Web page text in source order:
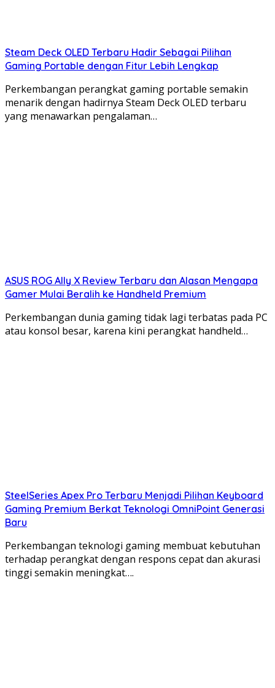
cukup besar untuk multitasking. Baterai yang tahan
lama juga sangat penting. Tablet dengan dukungan
untuk aplikasi produktivitas seperti Microsoft Office
dan Adobe Creative Cloud akan sangat membantu.
Kesimpulan: Memilih Tablet yang
produktivitas Anda.
Ingatlah untuk selalu membandingkan harga dan
spesifikasi dari berbagai merek dan model sebelum
memutuskan pembelian. Semoga panduan ini
membantu Anda dalam perjalanan mencaritablet
Steam Deck OLED Terbaru Hadir Sebagai Pilihan
Gaming Portable dengan Fitur Lebih Lengkap
Perkembangan perangkat gaming portable semakin
menarik dengan hadirnya Steam Deck OLED terbaru
yang menawarkan pengalaman…
ASUS ROG Ally X Review Terbaru dan Alasan Mengapa
Gamer Mulai Beralih ke Handheld Premium
Perkembangan dunia gaming tidak lagi terbatas pada PC
atau konsol besar, karena kini perangkat handheld…
SteelSeries Apex Pro Terbaru Menjadi Pilihan Keyboard
Gaming Premium Berkat Teknologi OmniPoint Generasi
Baru
Perkembangan teknologi gaming membuat kebutuhan
terhadap perangkat dengan respons cepat dan akurasi
tinggi semakin meningkat….